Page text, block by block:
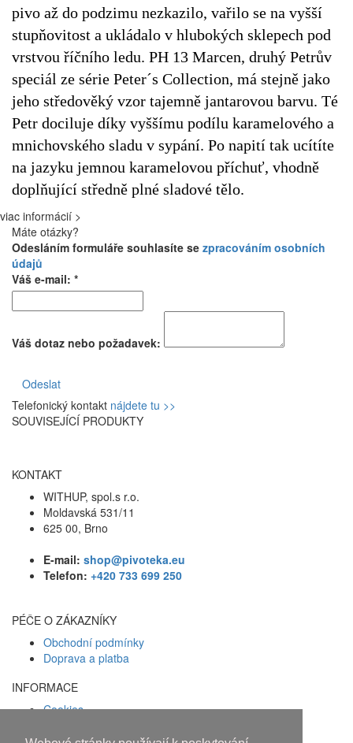
pivo až do podzimu nezkazilo, vařilo se na vyšší
stupňovitost a ukládalo v hlubokých sklepech pod
vrstvou říčního ledu. PH 13 Marcen, druhý Petrův
speciál ze série Peter´s Collection, má stejně jako
jeho středověký vzor tajemně jantarovou barvu. Té
Petr dociluje díky vyššímu podílu karamelového a
mnichovského sladu v sypání. Po napití tak ucítíte
na jazyku jemnou karamelovou příchuť, vhodně
doplňující středně plné sladové tělo.
viac informácií >
Máte otázky?
Odesláním formuláře souhlasíte se zpracováním osobních
údajů
Váš e-mail: *
Váš dotaz nebo požadavek:
Odeslat
Telefonický kontakt nájdete tu >>
SOUVISEJÍCÍ PRODUKTY
KONTAKT
WITHUP, spol.s r.o.
Moldavská 531/11
625 00, Brno
E-mail: shop@pivoteka.eu
Telefon: +420 733 699 250
PÉČE O ZÁKAZNÍKY
Obchodní podmínky
Doprava a platba
INFORMACE
Cookies